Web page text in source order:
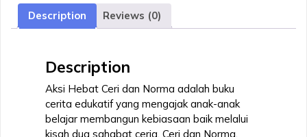
quantity
Description Reviews (0)
Description
Aksi Hebat Ceri dan Norma adalah buku
cerita edukatif yang mengajak anak-anak
belajar membangun kebiasaan baik melalui
kisah dua sahabat ceria, Ceri dan Norma.